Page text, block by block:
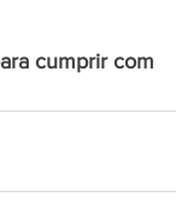
cumprir com